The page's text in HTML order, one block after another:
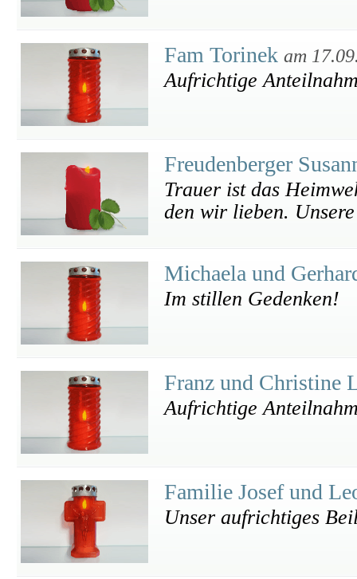
Fam Torinek am
Aufrichtige
Freudenberger
Trauer ist das
den wir lieben.
Michaela und
Im stillen Gedenken!
Franz und Christine
Aufrichtige
Familie Josef und
Unser aufrichtiges